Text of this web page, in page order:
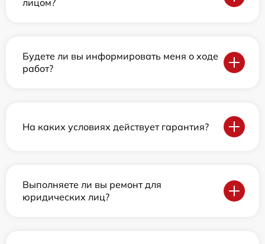
лицом?
Будете ли вы информировать меня о ходе
работ?
На каких условиях действует гарантия?
Выполняете ли вы ремонт для
юридических лиц?